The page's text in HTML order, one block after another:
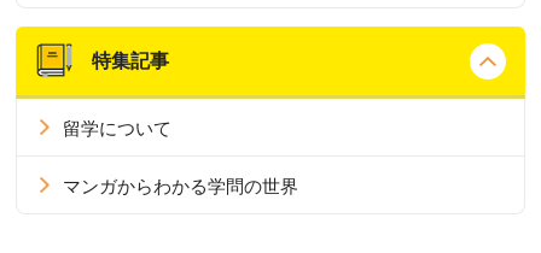
特集記事
留学について
マンガからわかる学問の世界